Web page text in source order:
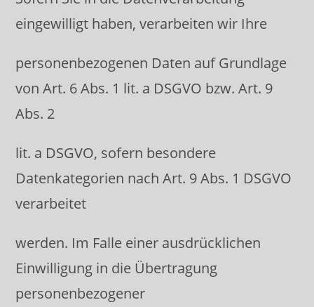
eingewilligt haben, verarbeiten wir Ihre
personenbezogenen Daten auf Grundlage
von Art. 6 Abs. 1 lit. a DSGVO bzw. Art. 9
Abs. 2
lit. a DSGVO, sofern besondere
Datenkategorien nach Art. 9 Abs. 1 DSGVO
verarbeitet
werden. Im Falle einer ausdrücklichen
Einwilligung in die Übertragung
personenbezogener